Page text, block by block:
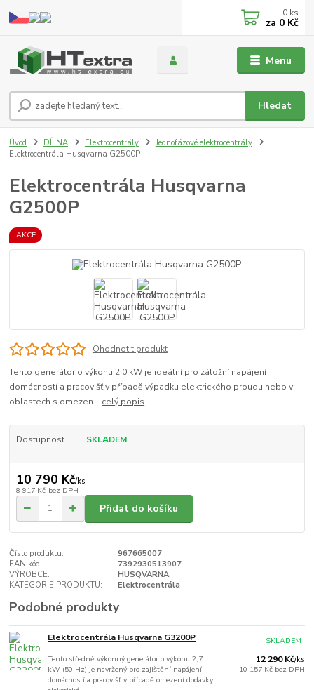
Menu
Hledat
0 ks
za 0 Kč
Úvod DÍLNA Elektrocentrály
Jednofázové elektrocentrály
Elektrocentrála Husqvarna G2500P
Elektrocentrála Husqvarna
G2500P
AKCE
Ohodnotit produkt
Tento generátor o výkonu 2,0 kW je ideální pro záložní napájení
domácností a pracovišť v případě výpadku elektrického proudu nebo v
oblastech s omezen... celý popis
Dostupnost SKLADEM
10 790 Kč/ks
8 917 Kč bez DPH
Přidat do košíku
Číslo produktu:
967665007
EAN kód:
7392930513907
VÝROBCE:
HUSQVARNA
KATEGORIE PRODUKTU:
Elektrocentrála
Podobné produkty
Elektrocentrála Husqvarna G3200P
Tento středně výkonný generátor o výkonu 2,7
kW (50 Hz) je navržený pro zajištění napájení
domácností a pracovišť v případě omezení dodávky
12 290 Kč/ks
10 157 Kč bez DPH
SKLADEM